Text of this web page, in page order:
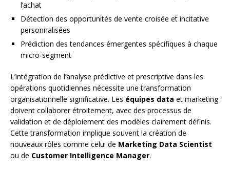
l’achat
Détection des opportunités de vente croisée et incitative
personnalisées
Prédiction des tendances émergentes spécifiques à chaque
micro-segment
L’intégration de l’analyse prédictive et prescriptive dans les
opérations quotidiennes nécessite une transformation
organisationnelle significative. Les équipes data et marketing
doivent collaborer étroitement, avec des processus de
validation et de déploiement des modèles clairement définis.
Cette transformation implique souvent la création de
nouveaux rôles comme celui de Marketing Data Scientist
ou de Customer Intelligence Manager.